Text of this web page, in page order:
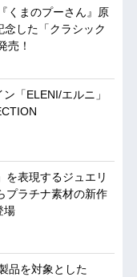
くまのプーさん』原
した「クラシック
売！
「ELENI/エルニ」
を表現するジュエリ
プラチナ素材の新作
場
品を対象とした